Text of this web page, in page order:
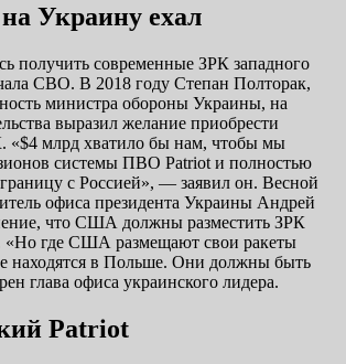
Украину ехал
получить современные ЗРК западного
СВО. В 2018 году Степан Полторак,
министра обороны Украины, на
выразил желание приобрести
«$4 млрд хватило бы нам, чтобы мы
системы ПВО Patriot и полностью
с Россией», — заявил он. Весной
офиса президента Украины Андрей
что США должны разместить ЗРК
«Но где США размещают свои ракеты
находятся в Польше. Они должны быть
глава офиса украинского лидера.
Patriot